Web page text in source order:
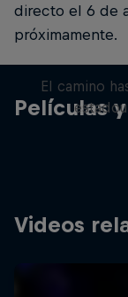
directo el 6 de
próximamente.
Películas
Victor
El camino
Videos